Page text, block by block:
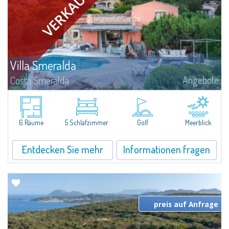
Villa Smeralda
Costa Smeralda Angebote
DieVilla Smeralda, aus der Hand des bekannten ArchitektenJean Claude
Lesuisse, befindet sich in einzigartiger Lage über der Baia delPevero, mit
einem Panoramablick auf das Meer und die Hügel von Pantogia.Sie ist Teil...
6 Räume
5 Schlafzimmer Golf Meerblick
Entdecken Sie mehr Informationen fragen
preis auf Anfrage